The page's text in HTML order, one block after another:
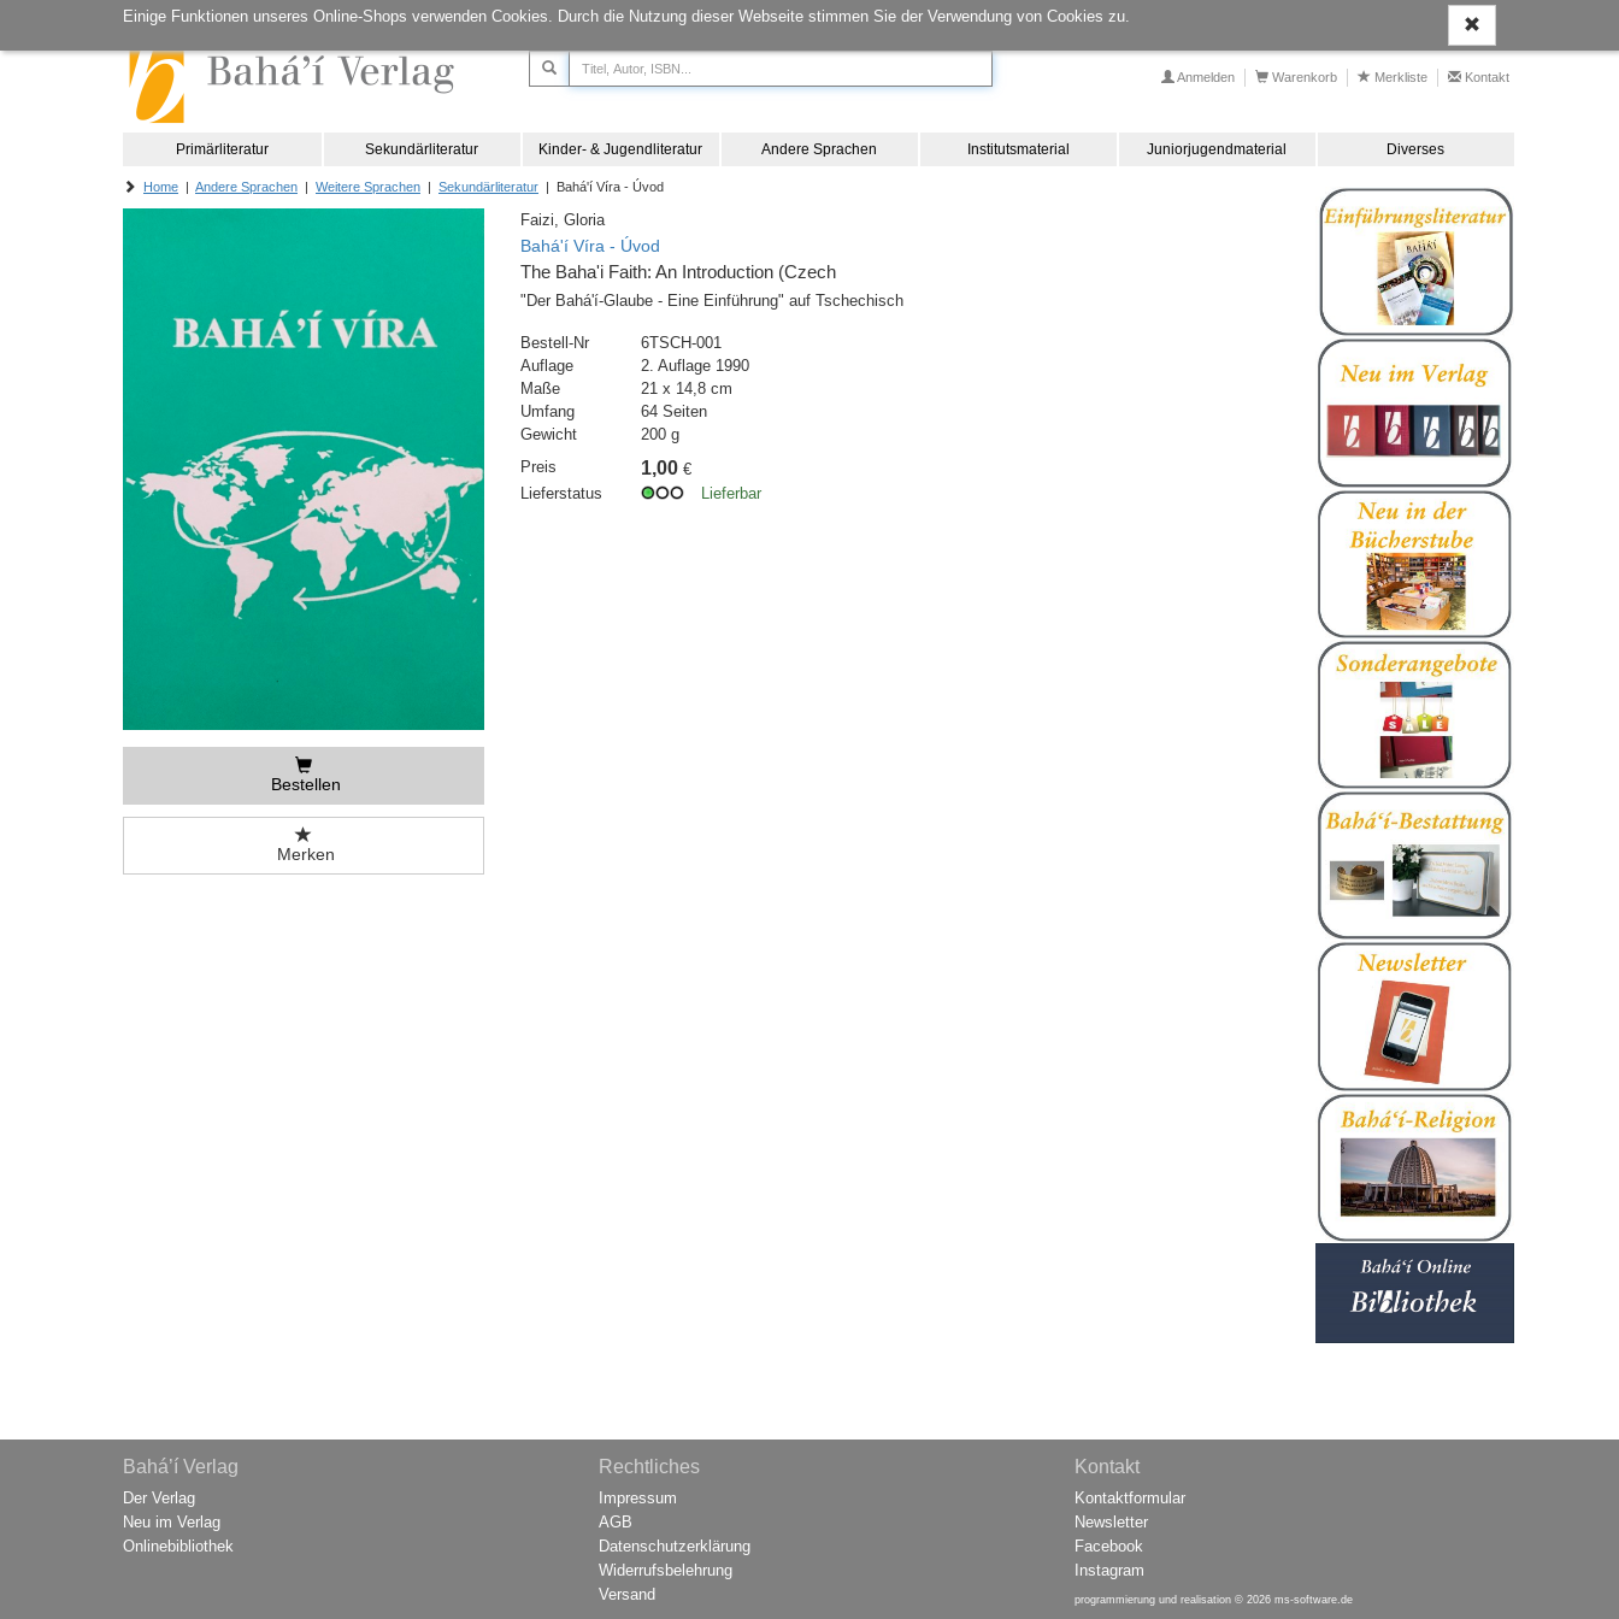
Einige Funktionen unseres Online-Shops verwenden Cookies. Durch die Nutzung dieser Webseite stimmen Sie der Verwendung von Cookies zu.
Anmelden Warenkorb Merkliste Kontakt
Primärliteratur Sekundärliteratur Kinder- & Jugendliteratur Andere Sprachen Institutsmaterial Juniorjugendmaterial Diverses
Home | Andere Sprachen | Weitere Sprachen | Sekundärliteratur | Bahá'í Víra - Úvod
Bestellen
Merken
Faizi, Gloria
Bahá'í Víra - Úvod
The Baha'i Faith: An Introduction (Czech
"Der Bahá'í-Glaube - Eine Einführung" auf Tschechisch
Bestell-Nr
6TSCH-001
Auflage
2. Auflage 1990
Maße
21 x 14,8 cm
Umfang
64 Seiten
Gewicht
200 g
Preis
1,00 €
Lieferstatus
Lieferbar
Bahá’í Verlag
Der Verlag
Neu im Verlag
Onlinebibliothek
Rechtliches
Impressum
AGB
Datenschutzerklärung
Widerrufsbelehrung
Versand
Kontakt
Kontaktformular
Newsletter
Facebook
Instagram
programmierung und realisation © 2026 ms-software.de